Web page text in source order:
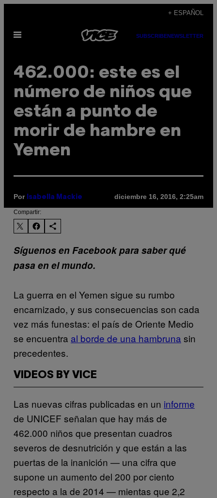
contenido
+ ESPAÑOL
Abrir
SUBSCRIBENEWSLETTER
462.000: este es el
número de niños que
están a punto de
morir de hambre en
Yemen
Por Isabella Mackie diciembre 16, 2016, 2:25am
Compartir:
Síguenos en Facebook para saber qué
pasa en el mundo.
La guerra en el Yemen sigue su rumbo
encarnizado, y sus consecuencias son cada
vez más funestas: el país de Oriente Medio
se encuentra al borde de una hambruna sin
precedentes.
VIDEOS BY VICE
Las nuevas cifras publicadas en un informe
de UNICEF señalan que hay más de
462.000 niños que presentan cuadros
severos de desnutrición y que están a las
puertas de la inanición — una cifra que
supone un aumento del 200 por ciento
respecto a la de 2014 — mientas que 2,2